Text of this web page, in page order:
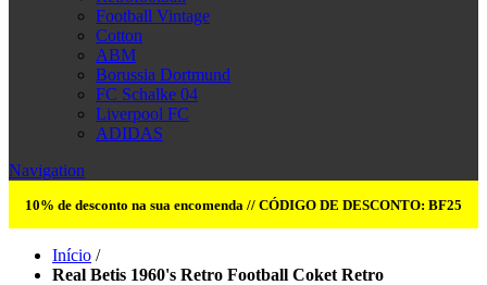
Football Vintage
Cotton
ABM
Borussia Dortmund
FC Schalke 04
Liverpool FC
ADIDAS
Navigation
10% de desconto na sua encomenda // CÓDIGO DE DESCONTO: BF25
Início /
Real Betis 1960's Retro Football Coket Retro